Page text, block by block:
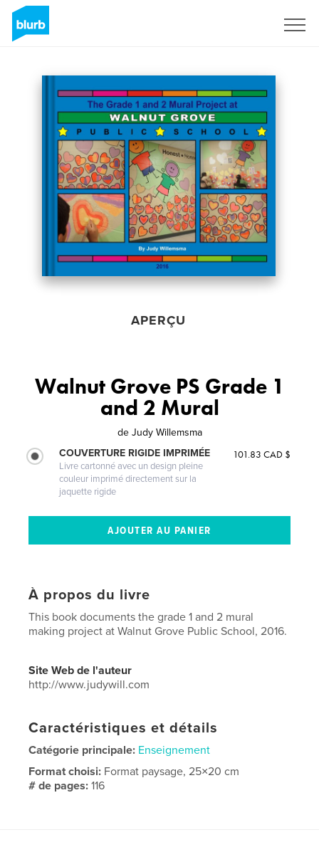
APERÇU
Walnut Grove PS Grade 1
and 2 Mural
de Judy Willemsma
COUVERTURE RIGIDE IMPRIMÉE
Livre cartonné avec un design pleine
couleur imprimé directement sur la
jaquette rigide
101.83 CAD $
À propos du livre
This book documents the grade 1 and 2 mural
making project at Walnut Grove Public School, 2016.
Site Web de l'auteur
http://www.judywill.com
Caractéristiques et détails
Catégorie principale: Enseignement
Format choisi: Format paysage, 25×20 cm
# de pages:116